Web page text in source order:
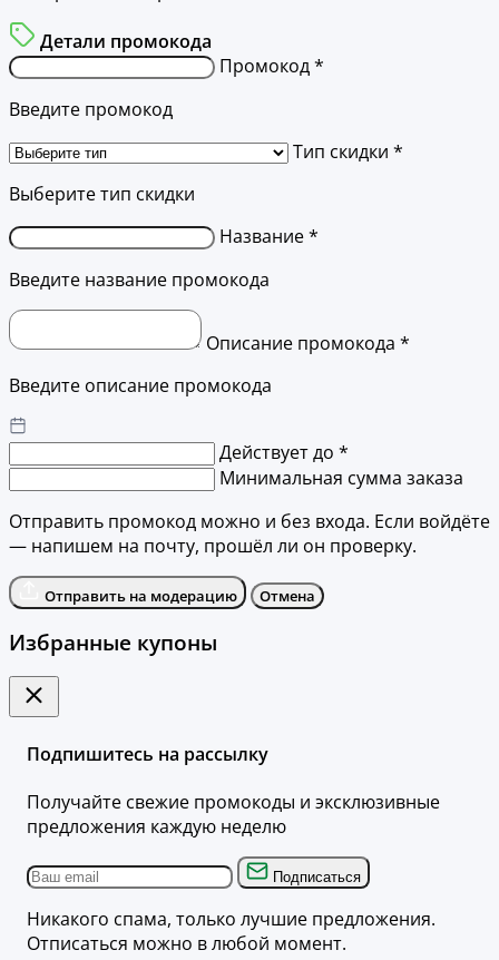
Детали промокода
Промокод *
Введите промокод
Тип скидки *
Выберите тип скидки
Название *
Введите название промокода
Описание промокода *
Введите описание промокода
Действует до *
Минимальная сумма заказа
Отправить промокод можно и без входа. Если войдёте
— напишем на почту, прошёл ли он проверку.
Отправить на модерацию Отмена
Избранные купоны
Подпишитесь на рассылку
Получайте свежие промокоды и эксклюзивные
предложения каждую неделю
Подписаться
Никакого спама, только лучшие предложения.
Отписаться можно в любой момент.